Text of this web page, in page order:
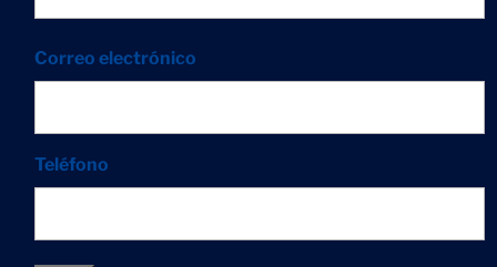
Correo electrónico
Teléfono